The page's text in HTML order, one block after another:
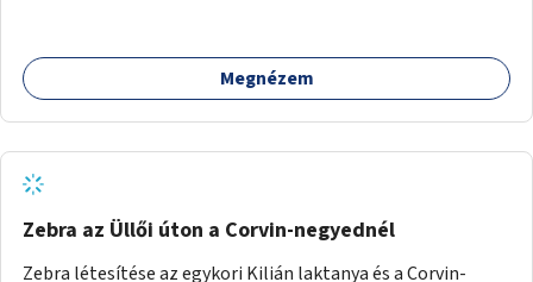
Megnézem
Zebra az Üllői úton a Corvin-negyednél
Zebra létesítése az egykori Kilián laktanya és a Corvin-